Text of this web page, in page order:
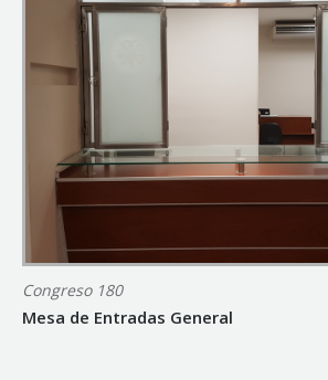
Congreso 180
Mesa de Entradas General